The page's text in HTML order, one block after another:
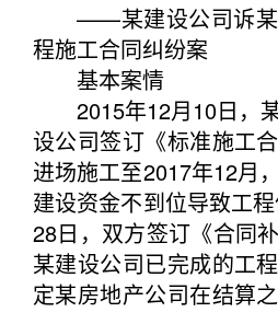
——某建设公司诉某
程施工合同纠纷案
基本案情
2015年12月10日，
设公司签订《标准施工
进场施工至2017年12月
建设资金不到位导致工
28日，双方签订《合同
某建设公司已完成的工
定某房地产公司在结算